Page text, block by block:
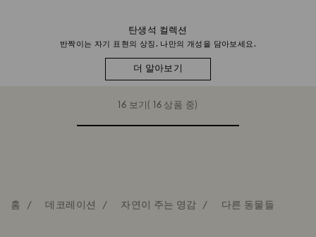
탄생석 컬렉션
반짝이는 자기 표현의 상징. 나만의 개성을 담아보세요.
더 알아보기
16 보기( 16 상품 중)
홈 데코레이션 자연이 주는 영감 다른 동물들